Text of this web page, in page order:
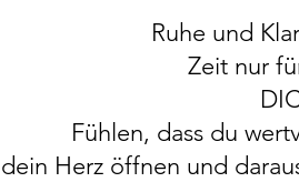
Ruhe und
Zeit nur
Fühlen, dass du
dein Herz öffnen und